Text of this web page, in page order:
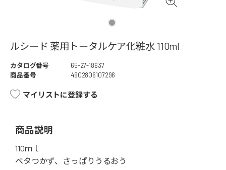
ルシード 薬用トータルケア化粧水 110ml
カタログ番号
65-27-18637
商品番号
4902806107296
マイリストに登録する
商品説明
110ｍｌ
ベタつかず、さっぱりうるおう